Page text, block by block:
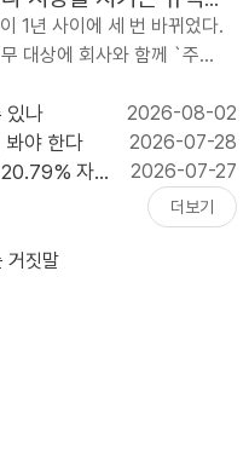
1년 사이에 세 번 바뀌었다.
대상에 회사와 함께 `주
있나 2026-08-02
봐야 한다 2026-07-28
자동
2026-07-27
더보기
거짓말